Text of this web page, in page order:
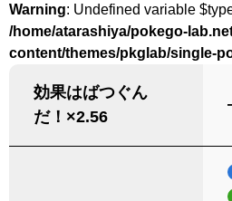
Warning: Undefined variable
/home/atarashiya/pokego-
content/themes/pkglab/single-
効果はばつぐん
だ！×2.56